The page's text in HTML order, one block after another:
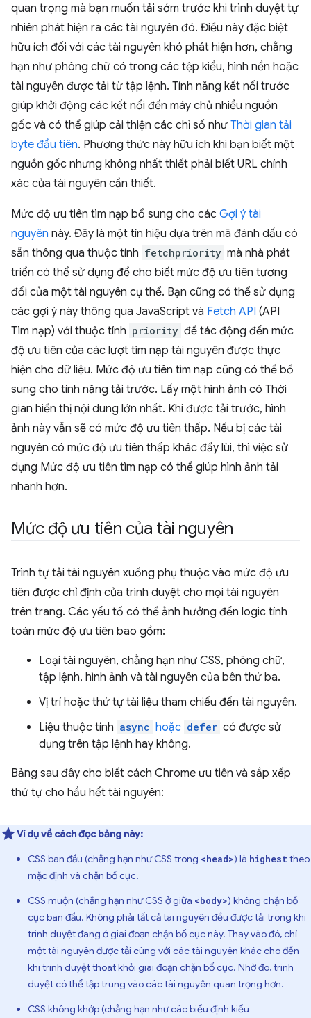
quan trọng mà bạn muốn tải sớm trước khi trình duyệt tự
nhiên phát hiện ra các tài nguyên đó. Điều này đặc biệt
hữu ích đối với các tài nguyên khó phát hiện hơn, chẳng
hạn như phông chữ có trong các tệp kiểu, hình nền hoặc
tài nguyên được tải từ tập lệnh. Tính năng kết nối trước
giúp khởi động các kết nối đến máy chủ nhiều nguồn
gốc và có thể giúp cải thiện các chỉ số như Thời gian tải
byte đầu tiên. Phương thức này hữu ích khi bạn biết một
nguồn gốc nhưng không nhất thiết phải biết URL chính
xác của tài nguyên cần thiết.
Mức độ ưu tiên tìm nạp bổ sung cho các Gợi ý tài
nguyên này. Đây là một tín hiệu dựa trên mã đánh dấu có
sẵn thông qua thuộc tính fetchpriority mà nhà phát
triển có thể sử dụng để cho biết mức độ ưu tiên tương
đối của một tài nguyên cụ thể. Bạn cũng có thể sử dụng
các gợi ý này thông qua JavaScript và Fetch API (API
Tìm nạp) với thuộc tính priority để tác động đến mức
độ ưu tiên của các lượt tìm nạp tài nguyên được thực
hiện cho dữ liệu. Mức độ ưu tiên tìm nạp cũng có thể bổ
sung cho tính năng tải trước. Lấy một hình ảnh có Thời
gian hiển thị nội dung lớn nhất. Khi được tải trước, hình
ảnh này vẫn sẽ có mức độ ưu tiên thấp. Nếu bị các tài
nguyên có mức độ ưu tiên thấp khác đẩy lùi, thì việc sử
dụng Mức độ ưu tiên tìm nạp có thể giúp hình ảnh tải
nhanh hơn.
Mức độ ưu tiên của tài nguyên
Trình tự tải tài nguyên xuống phụ thuộc vào mức độ ưu
tiên được chỉ định của trình duyệt cho mọi tài nguyên
trên trang. Các yếu tố có thể ảnh hưởng đến logic tính
toán mức độ ưu tiên bao gồm:
Loại tài nguyên, chẳng hạn như CSS, phông chữ,
tập lệnh, hình ảnh và tài nguyên của bên thứ ba.
Vị trí hoặc thứ tự tài liệu tham chiếu đến tài nguyên.
Liệu thuộc tính async hoặc defer có được sử
dụng trên tập lệnh hay không.
Bảng sau đây cho biết cách Chrome ưu tiên và sắp xếp
thứ tự cho hầu hết tài nguyên:
Ví dụ về cách đọc bảng này:
CSS ban đầu (chẳng hạn như CSS trong <head>) là highest theo
mặc định và chặn bố cục.
CSS muộn (chẳng hạn như CSS ở giữa <body>) không chặn bố
cục ban đầu. Không phải tất cả tài nguyên đều được tải trong khi
trình duyệt đang ở giai đoạn chặn bố cục này. Thay vào đó, chỉ
một tài nguyên được tải cùng với các tài nguyên khác cho đến
khi trình duyệt thoát khỏi giai đoạn chặn bố cục. Nhờ đó, trình
duyệt có thể tập trung vào các tài nguyên quan trọng hơn.
CSS không khớp (chẳng hạn như các biểu định kiểu